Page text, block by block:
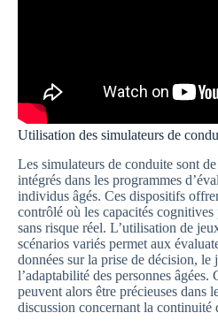
Utilisation des simulateurs de
Les simulateurs de conduite sont
intégrés dans les programmes
individus âgés. Ces dispositifs
contrôlé où les capacités cognitives
sans risque réel. L’utilisation de
scénarios variés permet aux
données sur la prise de décision, le
l’adaptabilité des personnes âgées.
peuvent alors être précieuses dans
discussion concernant la continuité